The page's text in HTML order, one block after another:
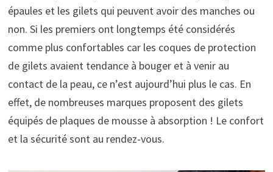
épaules et les gilets qui peuvent avoir des manches ou
non. Si les premiers ont longtemps été considérés
comme plus confortables car les coques de protection
de gilets avaient tendance à bouger et à venir au
contact de la peau, ce n’est aujourd’hui plus le cas. En
effet, de nombreuses marques proposent des gilets
équipés de plaques de mousse à absorption ! Le confort
et la sécurité sont au rendez-vous.